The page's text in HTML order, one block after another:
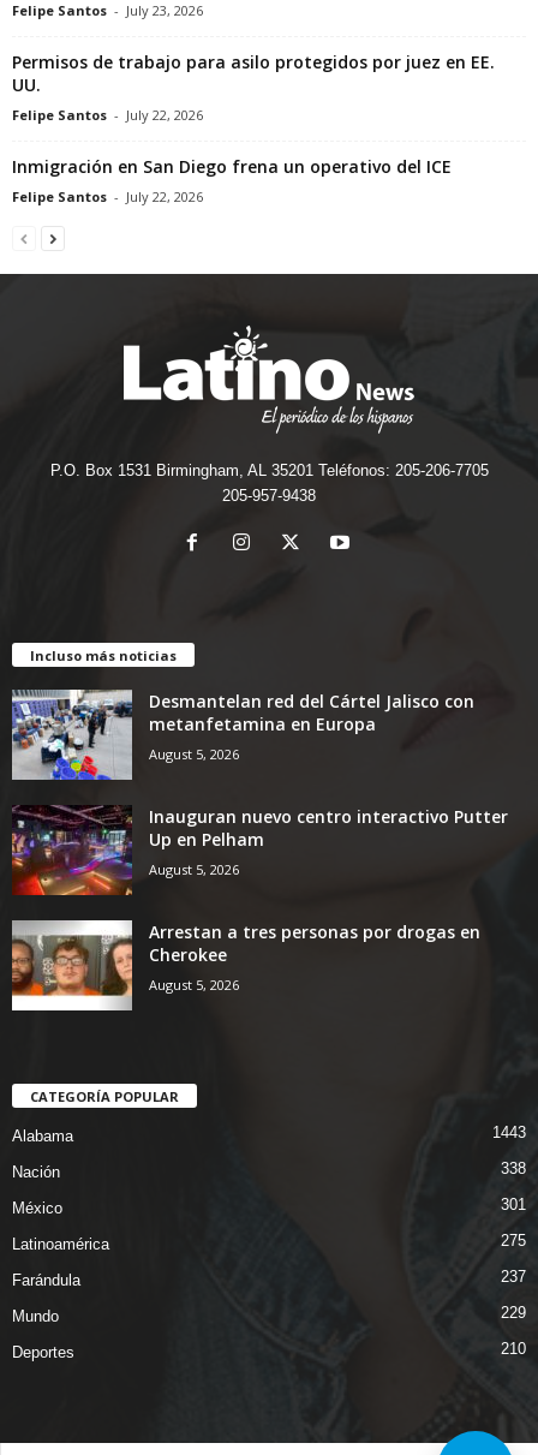
Felipe Santos - July 23, 2026
Permisos de trabajo para asilo protegidos por juez en EE.
UU.
Felipe Santos - July 22, 2026
Inmigración en San Diego frena un operativo del ICE
Felipe Santos - July 22, 2026
P.O. Box 1531 Birmingham, AL 35201 Teléfonos: 205-206-7705
205-957-9438
Incluso más noticias
Desmantelan red del Cártel Jalisco con
metanfetamina en Europa
August 5, 2026
Inauguran nuevo centro interactivo Putter
Up en Pelham
August 5, 2026
Arrestan a tres personas por drogas en
Cherokee
August 5, 2026
CATEGORÍA POPULAR
Alabama 1443
Nación 338
México 301
Latinoamérica 275
Farándula 237
Mundo 229
Deportes 210